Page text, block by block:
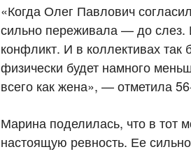
«Когда Олег Павлович
сильно переживала — до слез.
конфликт. И в коллективах
физически будет намного
всего как жена», — отметила
Марина поделилась, что в тот
настоящую ревность. Ее